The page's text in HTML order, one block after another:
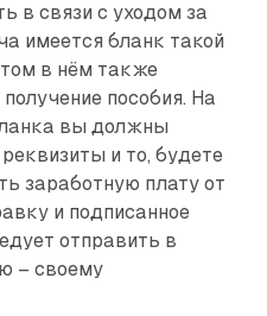
в связи с уходом за
имеется бланк такой
в нём также
пособия. На
вы должны
и то, ­будете
заработную плату от
и подписанное
отправить в
– своему